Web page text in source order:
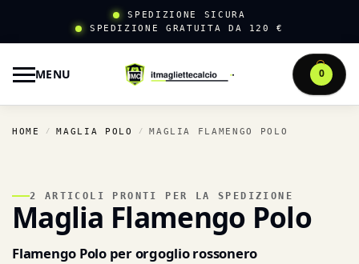
SPEDIZIONE SICURA
SPEDIZIONE GRATUITA DA 120 €
MENU 0
HOME / MAGLIA POLO / MAGLIA FLAMENGO POLO
2 ARTICOLI PRONTI PER LA SPEDIZIONE
Maglia Flamengo Polo
Flamengo Polo per orgoglio rossonero